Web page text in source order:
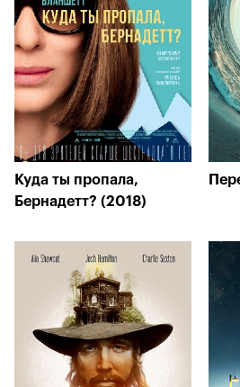
Куда ты пропала,
Бернадетт? (2018)